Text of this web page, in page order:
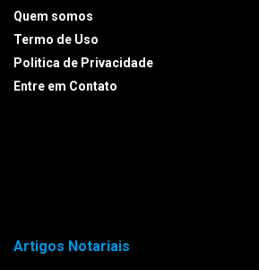
Quem somos
Termo de Uso
Politica de Privacidade
Entre em Contato
Artigos Notariais